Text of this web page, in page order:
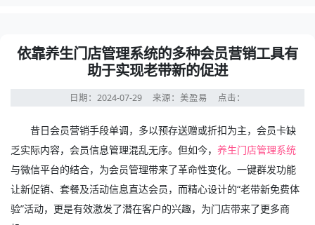
依靠养生门店管理系统的多种会员营销工具有
助于实现老带新的促进
日期：2024-07-29 来源：美盈易 点击：
昔日会员营销手段单调，多以预存送赠或折扣为主，会员卡缺
乏实际内容，会员信息管理混乱无序。但如今， 养生门店管理系统
与微信平台的结合，为会员管理带来了革命性变化。一键群发功能
让新促销、套餐及活动信息直达会员，而精心设计的“老带新免费体
验”活动，更是有效激发了潜在客户的兴趣，为门店带来了更多商